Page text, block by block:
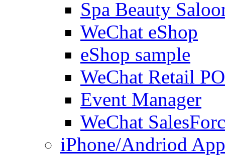
Spa Beauty
WeChat eShop
eShop sample
WeChat Retail
Event Manager
WeChat
iPhone/Andriod